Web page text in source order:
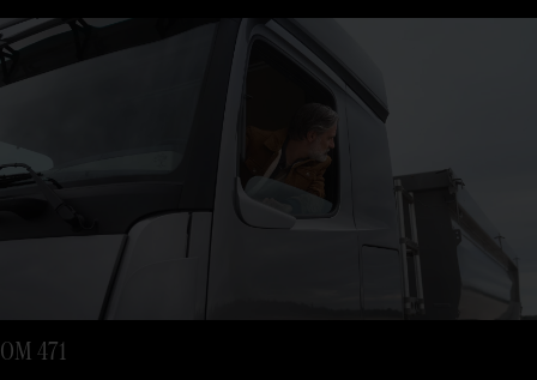
OM 471